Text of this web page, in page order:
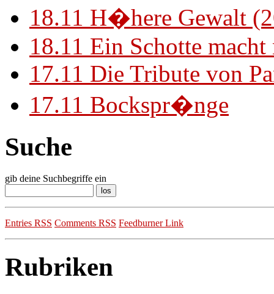
18.11 H�here Gewalt
18.11 Ein Schotte
17.11 Die Tribute von
17.11 Bockspr�nge
Suche
gib deine Suchbegriffe ein
Entries RSS Comments RSS Feedburner Link
Rubriken